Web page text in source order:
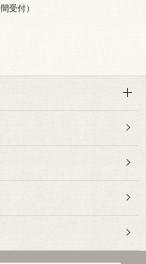
受付）